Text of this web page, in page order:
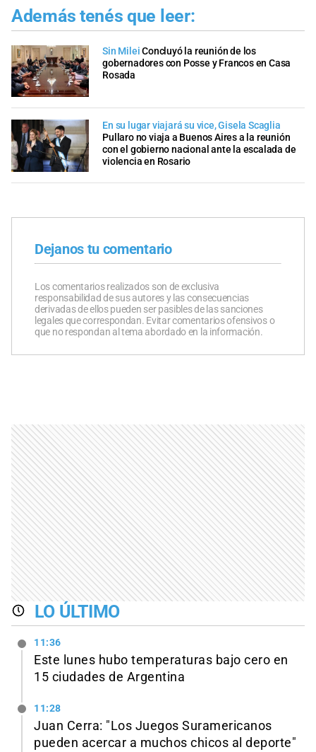
Además tenés que leer:
Sin MileiConcluyó la reunión de los
gobernadores con Posse y Francos en Casa
Rosada
En su lugar viajará su vice, Gisela Scaglia
Pullaro no viaja a Buenos Aires a la reunión
con el gobierno nacional ante la escalada de
violencia en Rosario
Dejanos tu comentario
Los comentarios realizados son de exclusiva
responsabilidad de sus autores y las consecuencias
derivadas de ellos pueden ser pasibles de las sanciones
legales que correspondan. Evitar comentarios ofensivos o
que no respondan al tema abordado en la información.
LO ÚLTIMO
11:36
Este lunes hubo temperaturas bajo cero en
15 ciudades de Argentina
11:28
Juan Cerra: "Los Juegos Suramericanos
pueden acercar a muchos chicos al deporte"